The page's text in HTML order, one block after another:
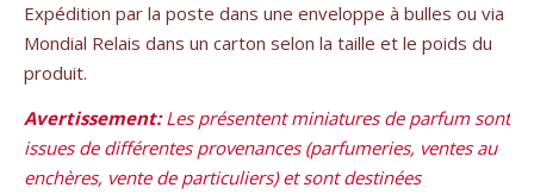
Expédition par la poste dans une enveloppe à bulles ou via
Mondial Relais dans un carton selon la taille et le poids du
produit.
Avertissement:Les présentent miniatures de parfum sont
issues de différentes provenances (parfumeries, ventes au
enchères, vente de particuliers) et sont destinées